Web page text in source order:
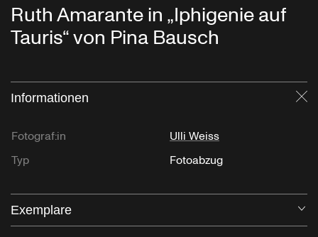
Ruth Amarante in „Iphigenie auf
Tauris“ von Pina Bausch
Informationen
Fotograf:in
Ulli Weiss
Typ
Fotoabzug
Exemplare